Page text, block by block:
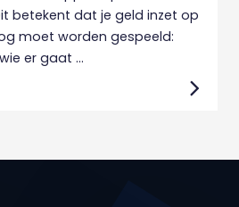
betekent dat je geld inzet op
moet worden gespeeld:
er gaat ...